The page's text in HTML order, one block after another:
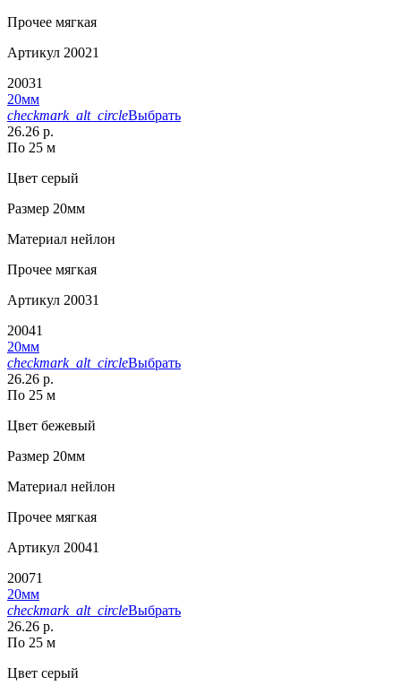
Прочее мягкая
Артикул 20021
20031
20мм
checkmark_alt_circleВыбрать
26.26 р.
По 25 м
Цвет серый
Размер 20мм
Материал нейлон
Прочее мягкая
Артикул 20031
20041
20мм
checkmark_alt_circleВыбрать
26.26 р.
По 25 м
Цвет бежевый
Размер 20мм
Материал нейлон
Прочее мягкая
Артикул 20041
20071
20мм
checkmark_alt_circleВыбрать
26.26 р.
По 25 м
Цвет серый